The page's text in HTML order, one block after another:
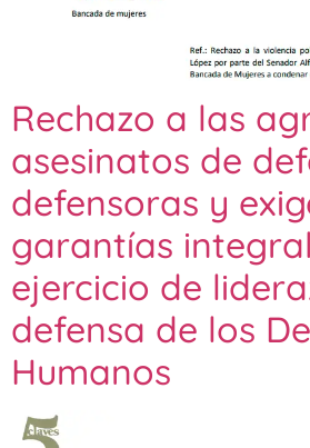
Rechazo a las
asesinatos de
defensoras y
garantías
ejercicio de
defensa de los
Humanos